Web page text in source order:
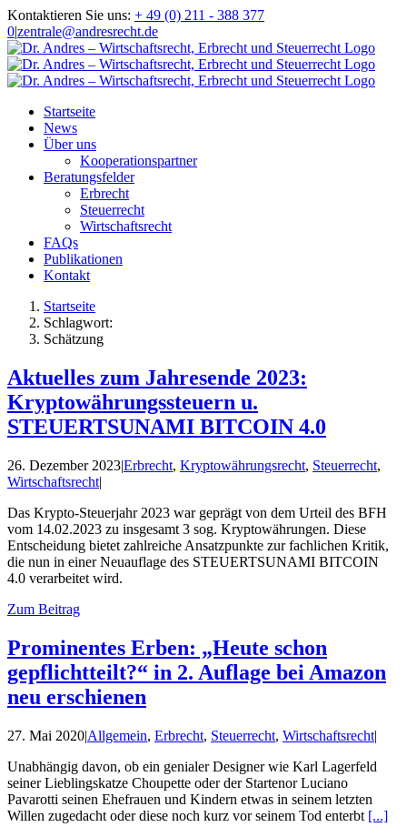
Zum
Inhalt
springen
Kontaktieren Sie uns: + 49 (0) 211 - 388 377
0|zentrale@andresrecht.de
Startseite
News
Über uns
Kooperationspartner
Beratungsfelder
Erbrecht
Steuerrecht
Wirtschaftsrecht
FAQs
Publikationen
Kontakt
Startseite
Schlagwort:
Schätzung
Aktuelles zum Jahresende 2023:
Kryptowährungssteuern u.
STEUERTSUNAMI BITCOIN 4.0
26. Dezember 2023|Erbrecht, Kryptowährungsrecht, Steuerrecht,
Wirtschaftsrecht|
Das Krypto-Steuerjahr 2023 war geprägt von dem Urteil des BFH
vom 14.02.2023 zu insgesamt 3 sog. Kryptowährungen. Diese
Entscheidung bietet zahlreiche Ansatzpunkte zur fachlichen Kritik,
die nun in einer Neuauflage des STEUERTSUNAMI BITCOIN
4.0 verarbeitet wird.
Zum Beitrag
Prominentes Erben: „Heute schon
gepflichtteilt?“ in 2. Auflage bei Amazon
neu erschienen
27. Mai 2020|Allgemein, Erbrecht, Steuerrecht, Wirtschaftsrecht|
Unabhängig davon, ob ein genialer Designer wie Karl Lagerfeld
seiner Lieblingskatze Choupette oder der Startenor Luciano
Pavarotti seinen Ehefrauen und Kindern etwas in seinem letzten
Willen zugedacht oder diese noch kurz vor seinem Tod enterbt [...]